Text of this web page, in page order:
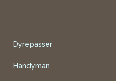
Dyrepasser
Handyman